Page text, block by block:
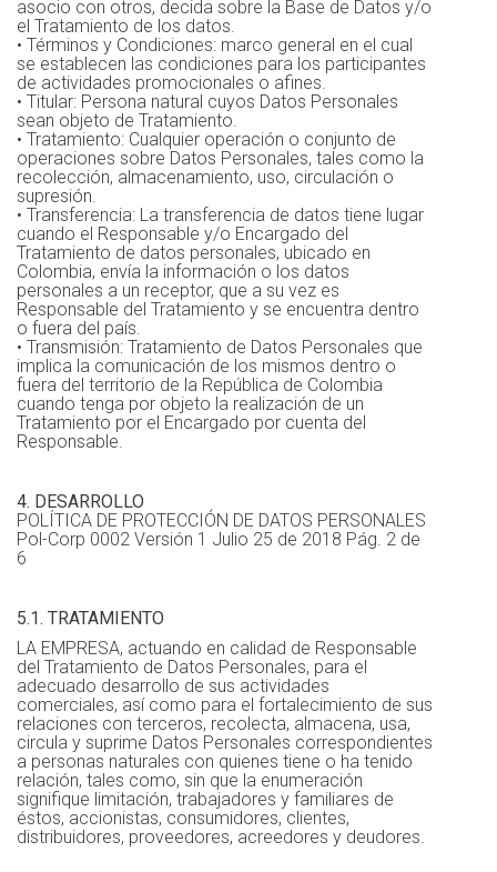
asocio con otros, decida sobre la Base de Datos y/o
el Tratamiento de los datos.
• Términos y Condiciones: marco general en el cual
se establecen las condiciones para los participantes
de actividades promocionales o afines.
• Titular: Persona natural cuyos Datos Personales
sean objeto de Tratamiento.
• Tratamiento: Cualquier operación o conjunto de
operaciones sobre Datos Personales, tales como la
recolección, almacenamiento, uso, circulación o
supresión.
• Transferencia: La transferencia de datos tiene lugar
cuando el Responsable y/o Encargado del
Tratamiento de datos personales, ubicado en
Colombia, envía la información o los datos
personales a un receptor, que a su vez es
Responsable del Tratamiento y se encuentra dentro
o fuera del país.
• Transmisión: Tratamiento de Datos Personales que
implica la comunicación de los mismos dentro o
fuera del territorio de la República de Colombia
cuando tenga por objeto la realización de un
Tratamiento por el Encargado por cuenta del
Responsable.
4. DESARROLLO
POLÍTICA DE PROTECCIÓN DE DATOS PERSONALES
Pol-Corp 0002 Versión 1 Julio 25 de 2018 Pág. 2 de
6
5.1. TRATAMIENTO
LA EMPRESA, actuando en calidad de Responsable
del Tratamiento de Datos Personales, para el
adecuado desarrollo de sus actividades
comerciales, así como para el fortalecimiento de sus
relaciones con terceros, recolecta, almacena, usa,
circula y suprime Datos Personales correspondientes
a personas naturales con quienes tiene o ha tenido
relación, tales como, sin que la enumeración
signifique limitación, trabajadores y familiares de
éstos, accionistas, consumidores, clientes,
distribuidores, proveedores, acreedores y deudores.